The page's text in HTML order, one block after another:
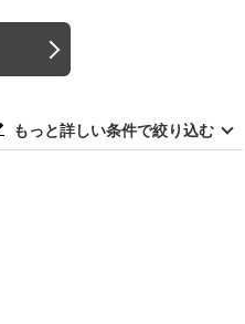
もっと詳しい条件で絞り込む